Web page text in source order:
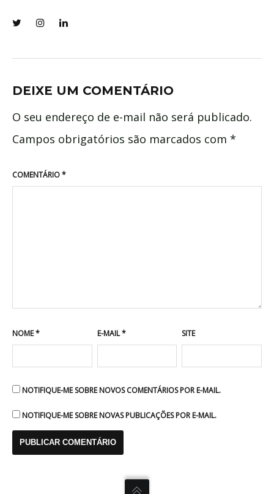
DEIXE UM COMENTÁRIO
O seu endereço de e-mail não será publicado.
Campos obrigatórios são marcados com *
COMENTÁRIO*
NOME* E-MAIL* SITE
NOTIFIQUE-ME SOBRE NOVOS COMENTÁRIOS POR E-MAIL.
NOTIFIQUE-ME SOBRE NOVAS PUBLICAÇÕES POR E-MAIL.